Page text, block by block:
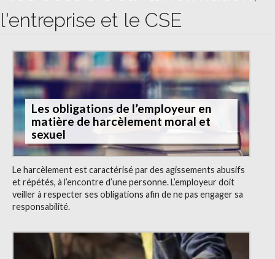
l'entreprise et le CSE
Les obligations de l’employeur en
matière de harcèlement moral et
sexuel
Le harcèlement est caractérisé par des agissements abusifs
et répétés, à l’encontre d’une personne. L’employeur doit
veiller à respecter ses obligations afin de ne pas engager sa
responsabilité.